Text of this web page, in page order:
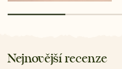
Nejnovější recenze